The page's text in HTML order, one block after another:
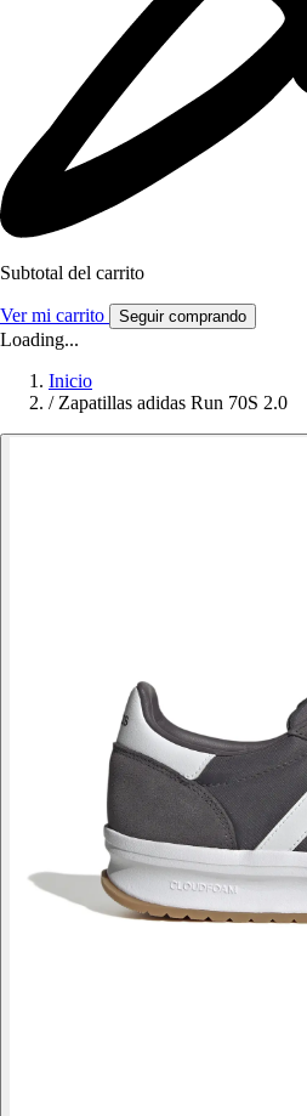
Subtotal del carrito
Ver mi carrito Seguir comprando
Loading...
Inicio
/ Zapatillas adidas Run 70S 2.0